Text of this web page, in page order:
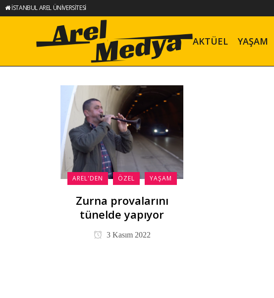
İSTANBUL AREL ÜNİVERSİTESİ
AKTÜEL YAŞAM
AREL'DEN ÖZEL YAŞAM
Zurna provalarını
tünelde yapıyor
3 Kasım 2022